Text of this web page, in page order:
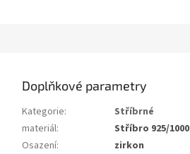
Doplňkové parametry
Kategorie:
Stříbrné
materiál:
Stříbro 925/1000
Osazení:
zirkon